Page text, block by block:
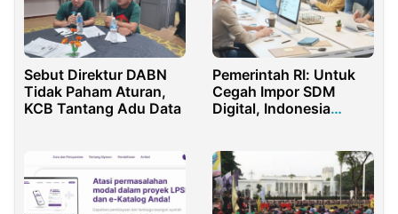
Sebut Direktur DABN
Tidak Paham Aturan,
KCB Tantang Adu Data
Pemerintah RI: Untuk
Cegah Impor SDM
Digital, Indonesia